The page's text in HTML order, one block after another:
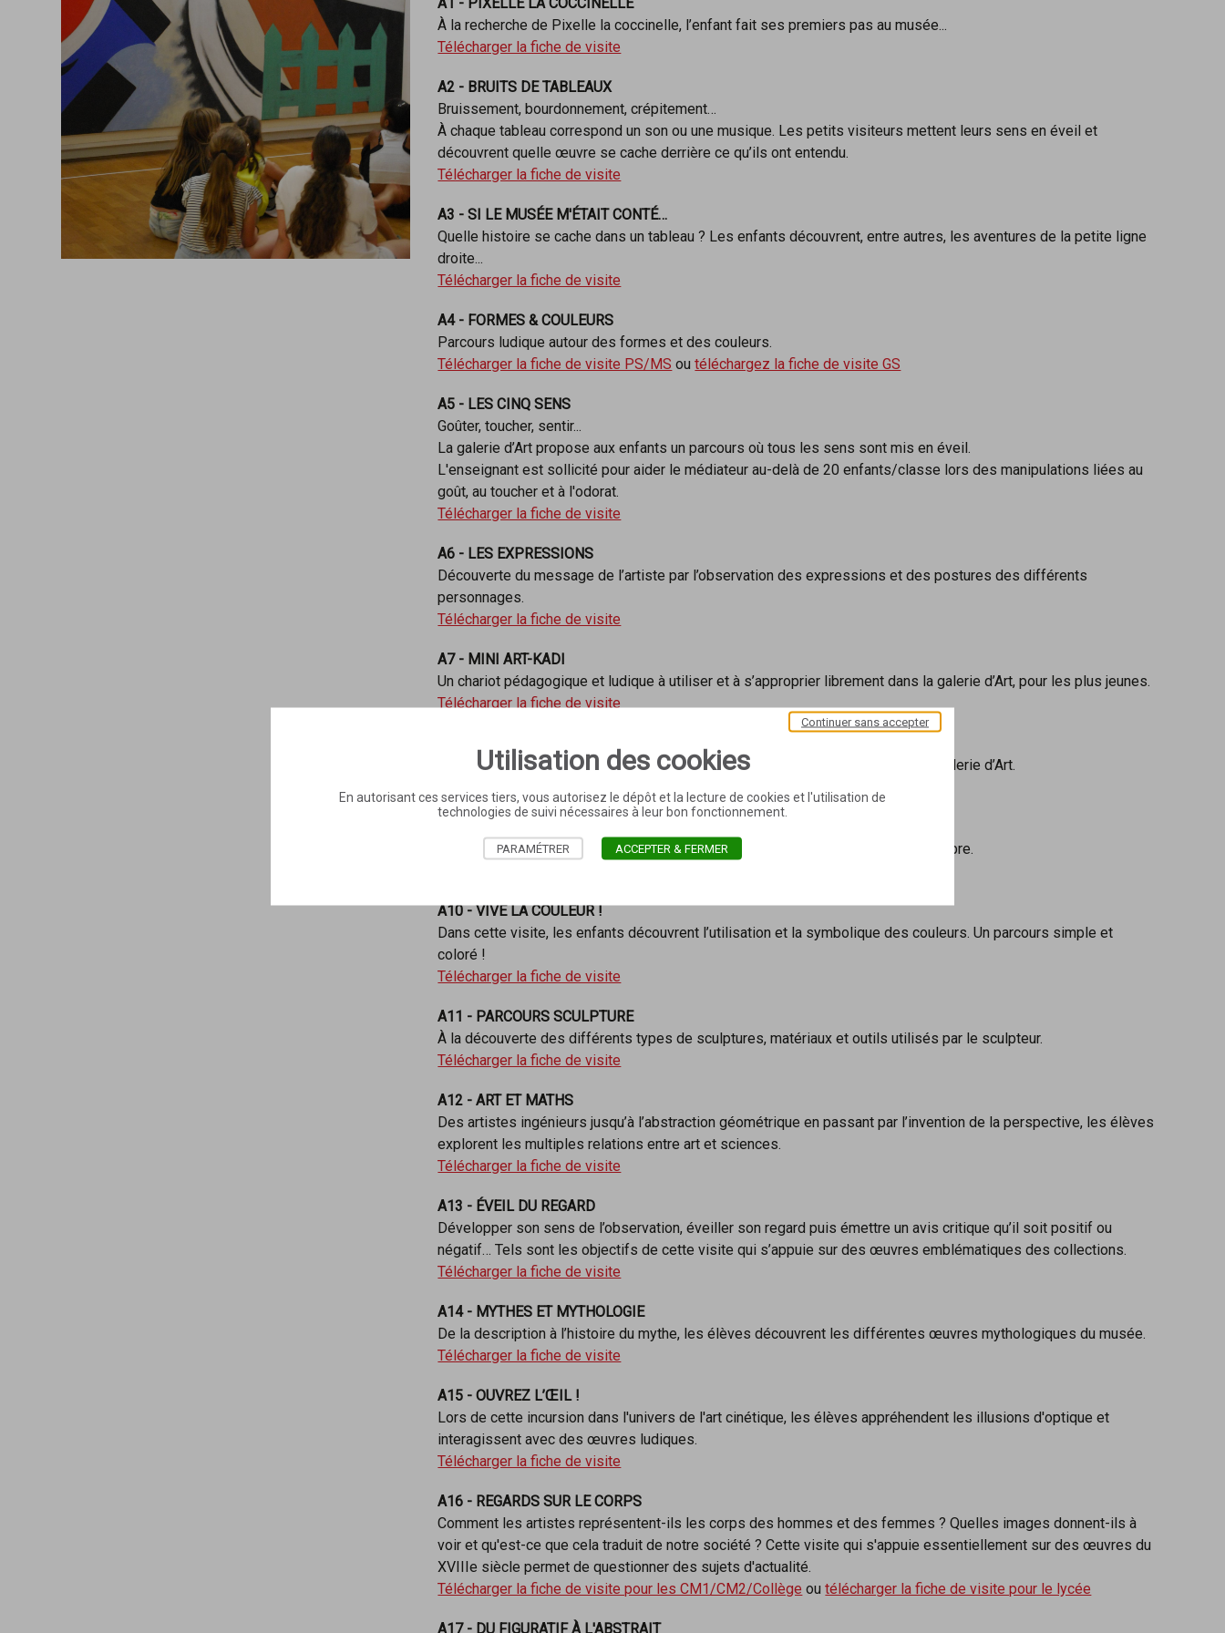
À la recherche de Pixelle la coccinelle, l’enfant fait ses premiers pas au musée...
Télécharger la fiche de visite
A2 - BRUITS DE TABLEAUX
Bruissement, bourdonnement, crépitement…
À chaque tableau correspond un son ou une musique. Les petits visiteurs mettent leurs sens en éveil et
découvrent quelle œuvre se cache derrière ce qu’ils ont entendu.
Télécharger la fiche de visite
A3 - SI LE MUSÉE M'ÉTAIT CONTÉ…
Quelle histoire se cache dans un tableau ? Les enfants découvrent, entre autres, les aventures de la petite ligne
droite...
Télécharger la fiche de visite
A4 - FORMES & COULEURS
Parcours ludique autour des formes et des couleurs.
Télécharger la fiche de visite PS/MS outéléchargez la fiche de visite GS
A5 - LES CINQ SENS
Goûter, toucher, sentir...
La galerie d’Art propose aux enfants un parcours où tous les sens sont mis en éveil.
L'enseignant est sollicité pour aider le médiateur au-delà de 20 enfants/classe lors des manipulations liées au
goût, au toucher et à l'odorat.
Télécharger la fiche de visite
A6 - LES EXPRESSIONS
Découverte du message de l’artiste par l’observation des expressions et des postures des différents
personnages.
Télécharger la fiche de visite
A7 - MINI ART-KADI
Un chariot pédagogique et ludique à utiliser et à s’approprier librement dans la galerie d’Art, pour les plus jeunes.
Télécharger la fiche de visite
Un chariot pédagogique et ludique à utiliser et à s’approprier librement dans la galerie d’Art.
Découverte des différents courants artistiques à travers la représentation de l’arbre.
A10 - VIVE LA COULEUR !
Dans cette visite, les enfants découvrent l’utilisation et la symbolique des couleurs. Un parcours simple et
coloré !
Télécharger la fiche de visite
A11 - PARCOURS SCULPTURE
À la découverte des différents types de sculptures, matériaux et outils utilisés par le sculpteur.
Télécharger la fiche de visite
A12 - ART ET MATHS
Des artistes ingénieurs jusqu’à l’abstraction géométrique en passant par l’invention de la perspective, les élèves
explorent les multiples relations entre art et sciences.
Télécharger la fiche de visite
A13 - ÉVEIL DU REGARD
Développer son sens de l’observation, éveiller son regard puis émettre un avis critique qu’il soit positif ou
négatif… Tels sont les objectifs de cette visite qui s’appuie sur des œuvres emblématiques des collections.
Télécharger la fiche de visite
A14 - MYTHES ET MYTHOLOGIE
De la description à l’histoire du mythe, les élèves découvrent les différentes œuvres mythologiques du musée.
Télécharger la fiche de visite
A15 - OUVREZ L’ŒIL !
Lors de cette incursion dans l'univers de l'art cinétique, les élèves appréhendent les illusions d'optique et
interagissent avec des œuvres ludiques.
Télécharger la fiche de visite
A16 - REGARDS SUR LE CORPS
Comment les artistes représentent-ils les corps des hommes et des femmes ? Quelles images donnent-ils à
voir et qu'est-ce que cela traduit de notre société ? Cette visite qui s'appuie essentiellement sur des œuvres du
XVIIIe siècle permet de questionner des sujets d'actualité.
Télécharger la fiche de visite pour les CM1/CM2/Collège outélécharger la fiche de visite pour le lycée
A17 - DU FIGURATIF À L'ABSTRAIT
Utilisation des cookies
En autorisant ces services tiers, vous autorisez le dépôt et la lecture de cookies et l'utilisation de
technologies de suivi nécessaires à leur bon fonctionnement.
Continuer sans accepter
PARAMÉTRER ACCEPTER & FERMER